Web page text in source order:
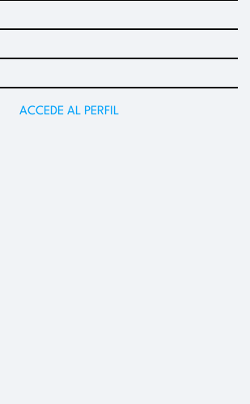
ACCEDE AL PERFIL